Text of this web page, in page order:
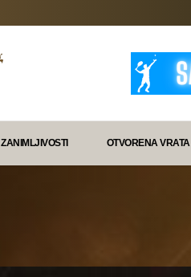
ZANIMLJIVOSTI OTVORENA VRATA